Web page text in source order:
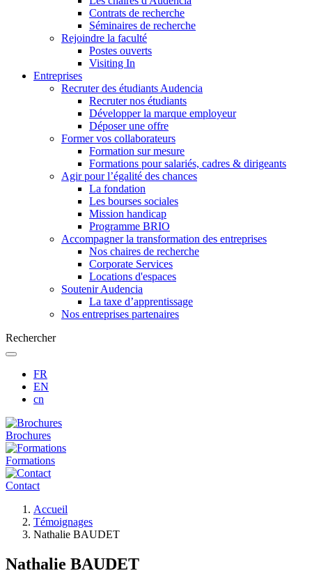
Contrats de recherche
Séminaires de recherche
Rejoindre la faculté
Postes ouverts
Visiting In
Entreprises
Recruter des étudiants Audencia
Recruter nos étudiants
Développer la marque employeur
Déposer une offre
Former vos collaborateurs
Formation sur mesure
Formations pour salariés, cadres & dirigeants
Agir pour l’égalité des chances
La fondation
Les bourses sociales
Mission handicap
Programme BRIO
Accompagner la transformation des entreprises
Nos chaires de recherche
Corporate Services
Locations d'espaces
Soutenir Audencia
La taxe d’apprentissage
Nos entreprises partenaires
Rechercher
FR
EN
cn
Brochures
Formations
Contact
d'Ariane
Accueil
Témoignages
Nathalie BAUDET
Nathalie BAUDET